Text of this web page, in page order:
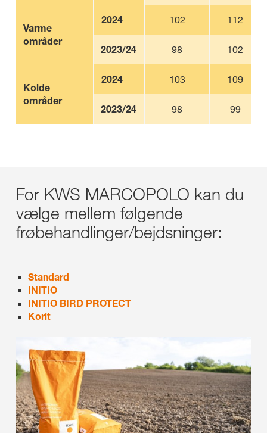
Varme
områder
2024 102 112
2023/24 98 102
Kolde
områder
2024 103 109
2023/24 98 99
For KWS MARCOPOLO kan du
vælge mellem følgende
frøbehandlinger/bejdsninger:
Standard
INITIO
INITIO BIRD PROTECT
Korit